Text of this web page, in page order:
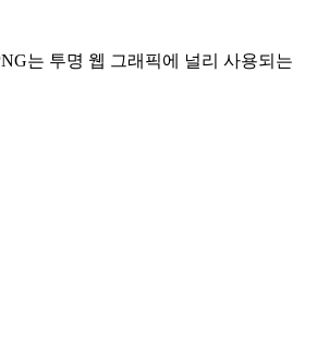
는 투명 웹 그래픽에 널리 사용되는